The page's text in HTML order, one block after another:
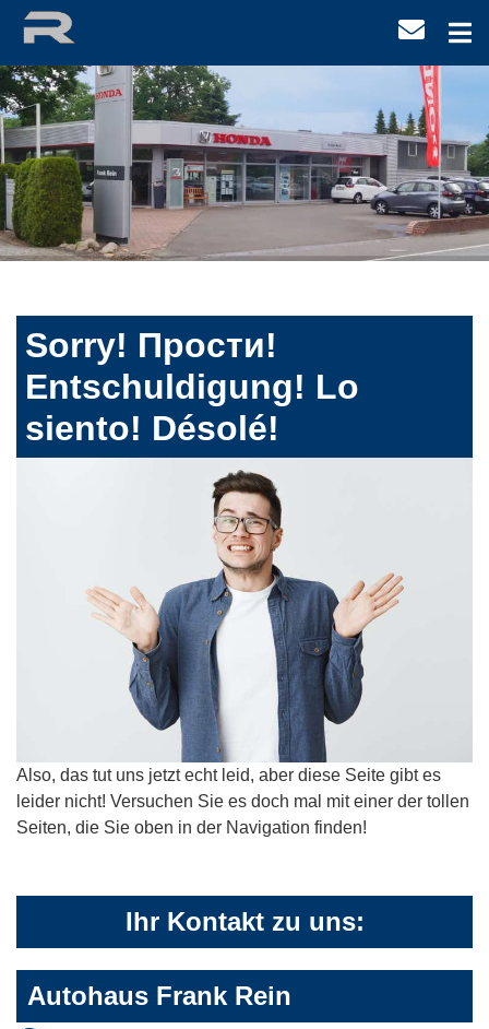
Sorry! Прости!
Entschuldigung! Lo
siento! Désolé!
Also, das tut uns jetzt echt leid, aber diese Seite gibt es
leider nicht! Versuchen Sie es doch mal mit einer der tollen
Seiten, die Sie oben in der Navigation finden!
Ihr Kontakt zu uns:
Autohaus Frank Rein